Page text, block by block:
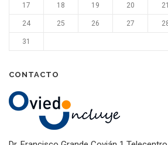
17 18 19 20 21
24 25 26 27
31
CONTACTO